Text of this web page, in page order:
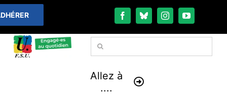
Passer
au
contenu
Rechercher:
Allez à
....